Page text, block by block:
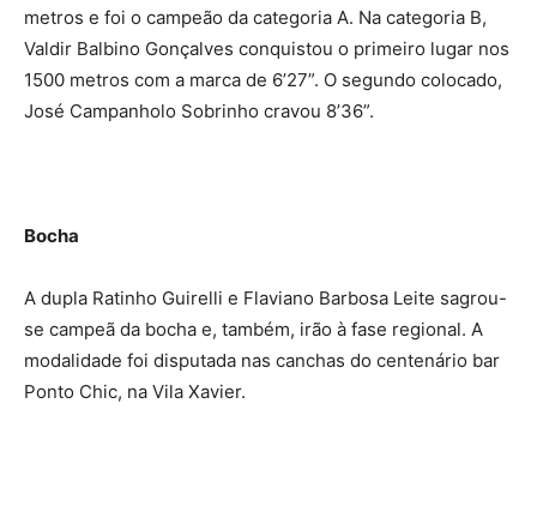
metros e foi o campeão da categoria A. Na categoria B,
Valdir Balbino Gonçalves conquistou o primeiro lugar nos
1500 metros com a marca de 6’27”. O segundo colocado,
José Campanholo Sobrinho cravou 8’36”.
Bocha
A dupla Ratinho Guirelli e Flaviano Barbosa Leite sagrou-
se campeã da bocha e, também, irão à fase regional. A
modalidade foi disputada nas canchas do centenário bar
Ponto Chic, na Vila Xavier.